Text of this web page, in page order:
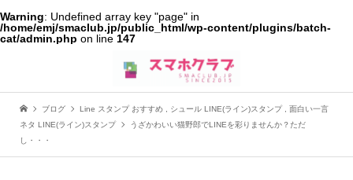
Warning: Undefined array key "page" in
/home/emj/smaclub.jp/public_html/wp-content/plugins/batch-
cat/admin.php on line 147
ブログ Line スタンプ おすすめ シュール LINE(ライン)スタンプ
面白い一言
ネタ LINE(ライン)スタンプ
うざかわいい猫野郎でLINEを彩りませんか？ただ
し・・・